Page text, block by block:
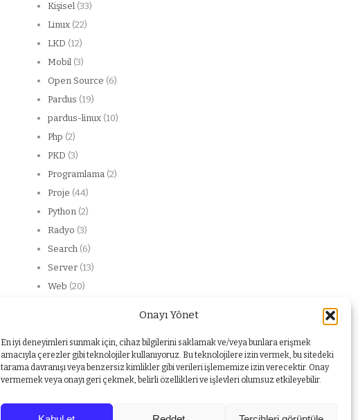
Onayı Yönet
En iyi deneyimleri sunmak için, cihaz bilgilerini saklamak ve/veya bunlara erişmek
amacıyla çerezler gibi teknolojiler kullanıyoruz. Bu teknolojilere izin vermek, bu sitedeki
tarama davranışı veya benzersiz kimlikler gibi verileri işlememize izin verecektir. Onay
vermemek veya onayı geri çekmek, belirli özellikleri ve işlevleri olumsuz etkileyebilir.
Kişisel (33)
Linux (22)
LKD (12)
Mobil (3)
Open Source (6)
Pardus (19)
pardus-linux (10)
Php (2)
PKD (3)
Programlama (2)
Proje (44)
Python (2)
Radyo (3)
Search (6)
Server (13)
Web (20)
Yabancı dil(1)